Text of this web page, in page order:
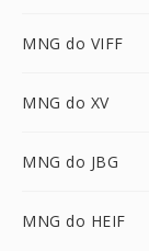
MNG do VIFF
MNG do XV
MNG do JBG
MNG do HEIF